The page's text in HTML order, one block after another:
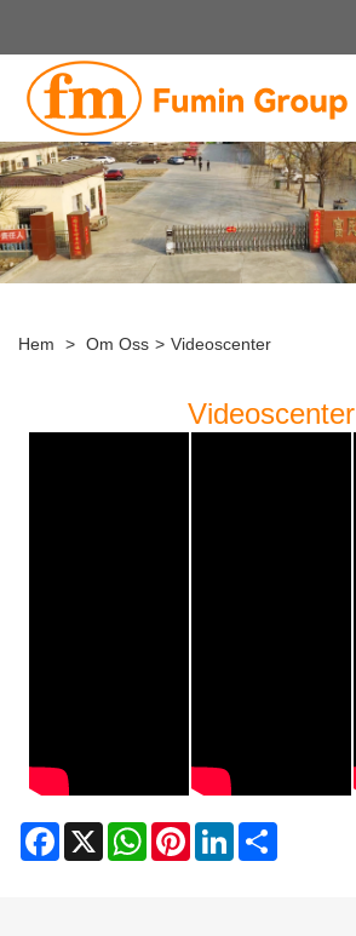
Hem > Om Oss > Videoscenter
Videoscenter
Facebook
X WhatsAppPinterestLinkedIn